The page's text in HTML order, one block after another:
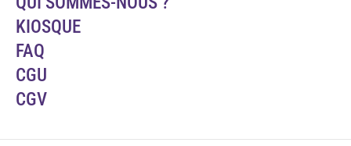
KIOSQUE
FAQ
CGU
CGV